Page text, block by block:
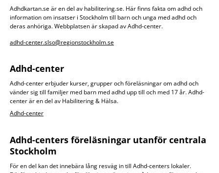
Adhdkartan.se är en del av habilitering.se. Här finns fakta om adhd och
information om insatser i Stockholm till barn och unga med adhd och
deras anhöriga. Webbplatsen är skapad av Adhd-center.
adhd-center.slso@regionstockholm.se
Adhd-center
Adhd-center erbjuder kurser, grupper och föreläsningar om adhd och
vänder sig till familjer med barn med adhd upp till och med 17 år. Adhd-
center är en del av Habilitering & Hälsa.
Adhd-center
Adhd-centers föreläsningar utanför centrala
Stockholm
För en del kan det innebära lång resväg in till Adhd-centers lokaler.